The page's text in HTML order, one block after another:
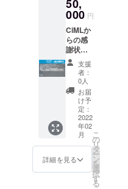
をご記
入くだ
さ
い。」
お名前
を入れ
てお送
りしま
す。 記
念品
（創薬
記念手
ぬぐ
い）を
お送り
いたし
ます。
名前入
り記念
ボール
50,
000 円
CiMLか
らの感
謝状を
お送り
いたし
ます。
記念品
（創薬
記念手
ぬぐ
い）を
お送り
いたし
ます。
創薬記
念プ
支援
者：
0人
お届
け予
定：
2022
年02
月
詳細を見る
こ
の
リ
タ
ー
ン
を
選
択
す
る